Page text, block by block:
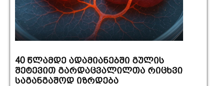
40 წლამდე ადამიანებში გულის
შეტევით გარდაცვალილთა რიცხვი
საგანგაშოდ იზრდება